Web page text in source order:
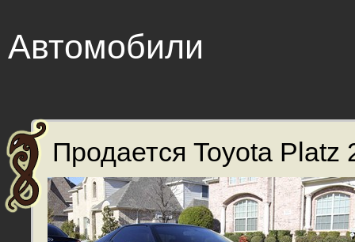
Автомобили
Продается Toyota Platz